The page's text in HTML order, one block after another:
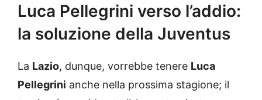
Luca Pellegrini verso l’addio:
la soluzione della Juventus
La Lazio, dunque, vorrebbe tenere Luca
Pellegrini anche nella prossima stagione; il